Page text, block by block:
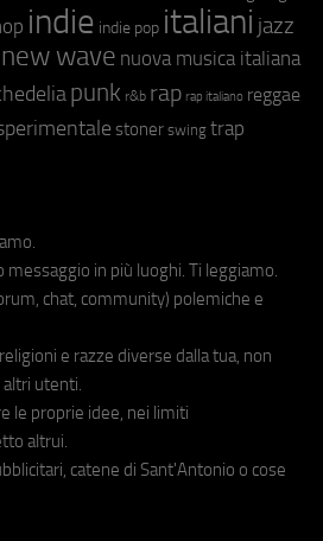
indie indie pop italiani jazz
new wave nuova musica italiana
punk r&b rap rap italiano reggae
stoner swing trap
messaggio in più luoghi. Ti leggiamo.
chat, community) polemiche e
e razze diverse dalla tua, non
utenti.
le proprie idee, nei limiti
altrui.
catene di Sant'Antonio o cose